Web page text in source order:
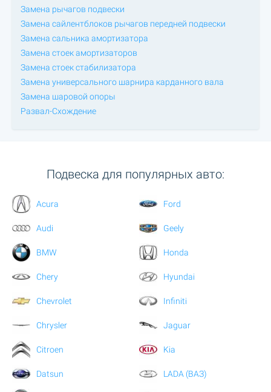
Замена рычагов подвески
Замена сайлентблоков рычагов передней подвески
Замена сальника амортизатора
Замена стоек амортизаторов
Замена стоек стабилизатора
Замена универсального шарнира карданного вала
Замена шаровой опоры
Развал-Схождение
Подвеска для популярных авто:
Acura
Audi
BMW
Chery
Chevrolet
Chrysler
Citroen
Datsun
Ford
Geely
Honda
Hyundai
Infiniti
Jaguar
Kia
LADA (ВАЗ)